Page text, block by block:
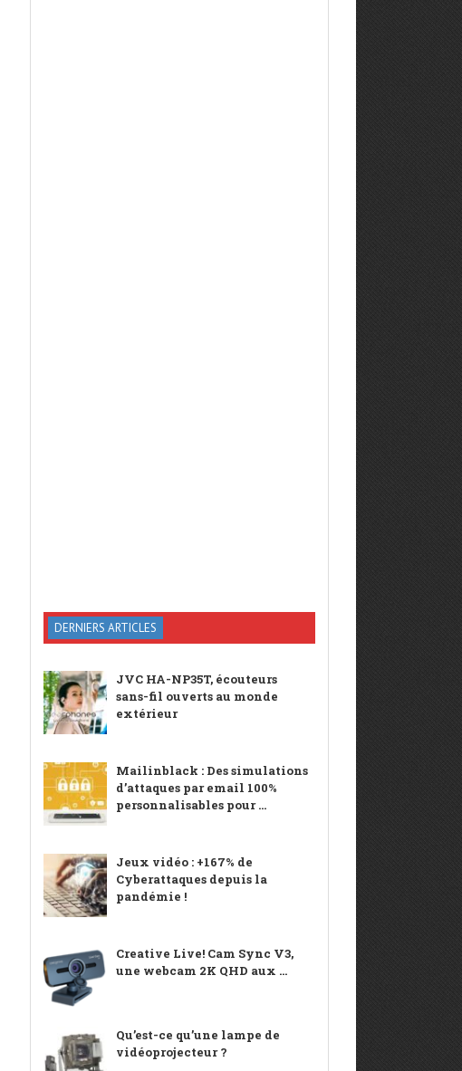
DERNIERS ARTICLES
JVC HA-NP35T, écouteurs
sans-fil ouverts au monde
extérieur
Mailinblack : Des simulations
d’attaques par email 100%
personnalisables pour ...
Jeux vidéo : +167% de
Cyberattaques depuis la
pandémie !
Creative Live! Cam Sync V3,
une webcam 2K QHD aux ...
Qu’est-ce qu’une lampe de
vidéoprojecteur ?